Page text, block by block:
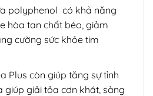
polyphenol có khả năng
hòa tan chất béo, giảm
cường sức khỏe tim
Plus còn giúp tăng sự tỉnh
giúp giải tỏa cơn khát, sảng